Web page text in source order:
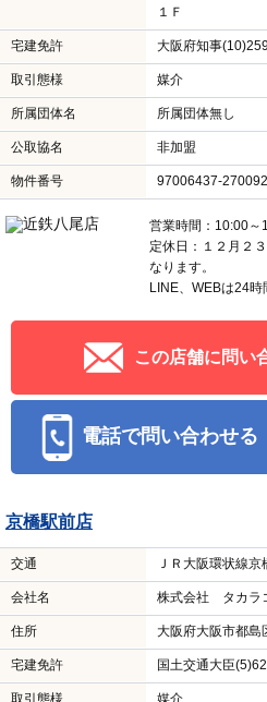
１Ｆ
宅建免許 大阪府知事
取引態様 媒介
所属団体名 所属団体無し
公取協名 非加盟
物件番号 97006437-
営業時間：10:00
定休日：１２月２
なります。
LINE、WEBは24時
この店舗に問い
電話で問い合わせる
京橋駅前店
交通 ＪＲ大阪環状線
会社名 株式会社 タカラ
住所 大阪府大阪市都
宅建免許 国土交通大臣
取引態様 媒介